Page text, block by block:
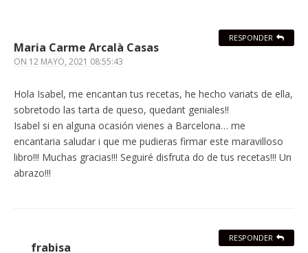
Maria Carme Arcalà Casas
ON 12 MAYO, 2021 08:55:43
Hola Isabel, me encantan tus recetas, he hecho variats de ella,
sobretodo las tarta de queso, quedant geniales!!
Isabel si en alguna ocasión vienes a Barcelona… me
encantaria saludar i que me pudieras firmar este maravilloso
libro!!! Muchas gracias!!! Seguiré disfruta do de tus recetas!!! Un
abrazo!!!
RESPONDER
frabisa
RESPONDER